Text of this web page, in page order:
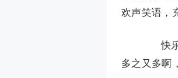
欢声笑语，
快乐
多之又多啊